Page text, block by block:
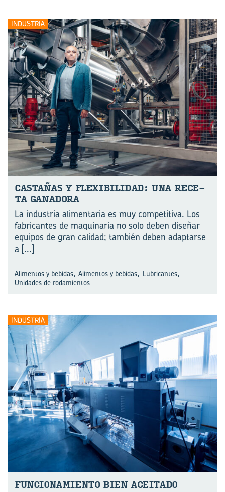
INDUSTRIA
CAS­TA­ÑAS Y FLE­XI­BI­LI­DAD: UNA RE­CE­
TA GA­NA­DO­RA
La industria alimentaria es muy competitiva. Los
fabricantes de maquinaria no solo deben diseñar
equipos de gran calidad; también deben adaptarse
a [...]
Alimentos y bebidas, Alimentos y bebidas, Lubricantes,
Unidades de rodamientos
INDUSTRIA
FUN­CIO­NA­MIEN­TO BIEN ACEI­TA­DO